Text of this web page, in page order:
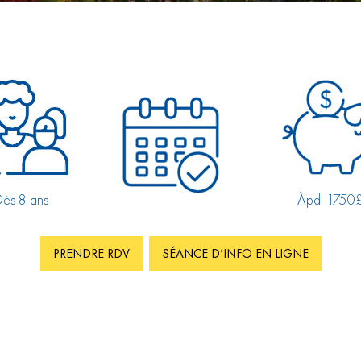
8 ans Àpd.
PRENDRE RDV SÉANCE D’INFO EN LIGNE